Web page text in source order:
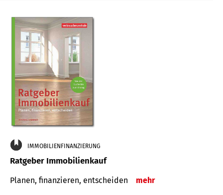
IMMOBILIENFINANZIERUNG
Ratgeber Immobilienkauf
Planen, finanzieren, entscheiden mehr